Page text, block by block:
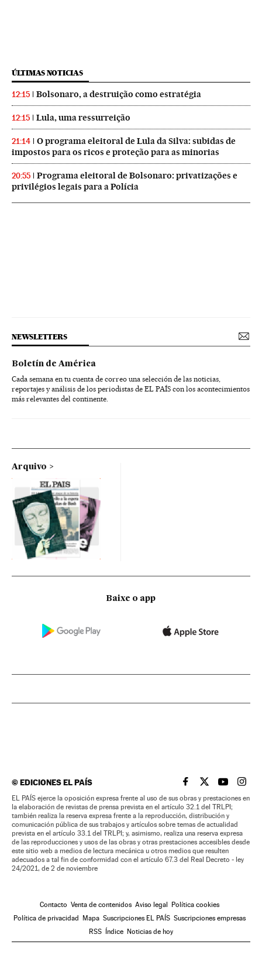
ÚLTIMAS NOTICIAS
12:15 Bolsonaro, a destruição como estratégia
12:15 Lula, uma ressurreição
21:14
O programa eleitoral de Lula da Silva: subidas de
impostos para os ricos e proteção para as minorias
20:55
Programa eleitoral de Bolsonaro: privatizações e
privilégios legais para a Polícia
NEWSLETTERS
Boletín de América
Cada semana en tu cuenta de correo una selección de las noticias,
reportajes y análisis de los periodistas de EL PAÍS con los acontecimientos
más relevantes del continente.
Arquivo
Baixe o app
©EDICIONES EL PAÍS EL PAÍS BRASIL EN
EL PAÍSEL PAÍS
EL
EL PAÍS ejerce la oposición expresa frente al uso de sus obras y prestaciones en
la elaboración de revistas de prensa prevista en el artículo 32.1 del TRLPI;
también realiza la reserva expresa frente a la reproducción, distribución y
comunicación pública de sus trabajos y artículos sobre temas de actualidad
prevista en el artículo 33.1 del TRLPI; y, asimismo, realiza una reserva expresa
de las reproducciones y usos de las obras y otras prestaciones accesibles desde
este sitio web a medios de lectura mecánica u otros medios que resulten
adecuados a tal fin de conformidad con el artículo 67.3 del Real Decreto - ley
24/2021, de 2 de noviembre
Contacto Venta de contenidos Aviso legal Política cookies
Política de privacidad Mapa Suscripciones EL PAÍS Suscripciones empresas
RSS Índice Noticias de hoy